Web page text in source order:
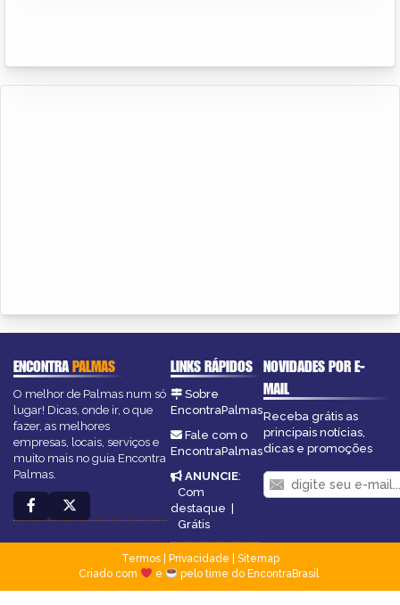
ENCONTRAPALMAS
O melhor de Palmas num só
lugar! Dicas, onde ir, o que
fazer, as melhores
empresas, locais, serviços e
muito mais no guia Encontra
Palmas.
LINKS RÁPIDOS
Sobre
EncontraPalmas
Fale com o
EncontraPalmas
ANUNCIE:
Com
destaque |
Grátis
NOVIDADES POR E-
MAIL
Receba grátis as
principais notícias,
dicas e promoções
Termos| Privacidade
Sitemap
Criado com
e pelo time do EncontraBrasil